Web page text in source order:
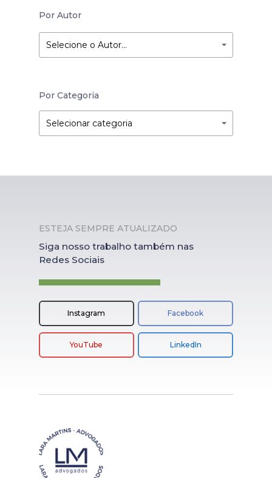
Por Autor
Selecione o Autor…
Por Categoria
Por
Categoria
Selecionar categoria
Categoria
ESTEJA SEMPRE ATUALIZADO
Siga nosso trabalho também nas
Redes Sociais
Instagram Facebook
YouTube LinkedIn